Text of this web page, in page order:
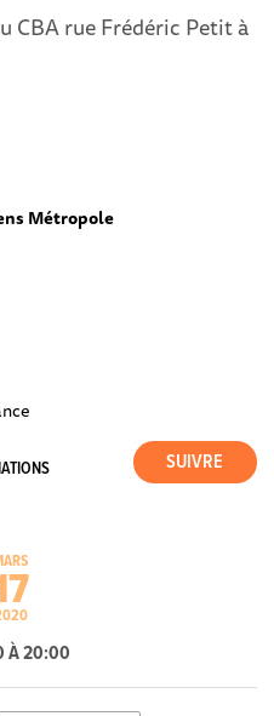
CBA rue Frédéric Petit à
Métropole
À 20:00